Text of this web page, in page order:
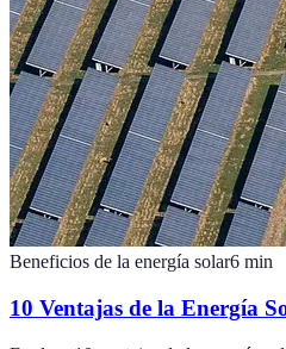
Beneficios de la energía solar6 min
10 Ventajas de la Energía